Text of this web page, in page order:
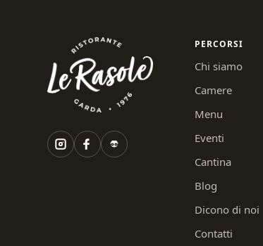
PERCORSI
Chi siamo
Camere
Menu
Eventi
Cantina
Blog
Dicono di noi
Contatti